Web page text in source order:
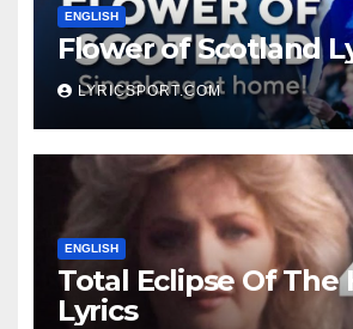
ENGLISH
Flower of Scotland
LYRICSPORT.COM
ENGLISH
Total Eclipse Of The
Lyrics